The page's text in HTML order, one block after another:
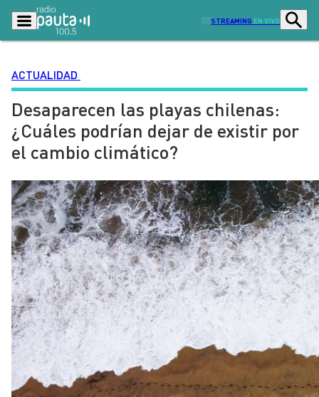
STREAMING EN VIVO
Podcasts Programas
Lo Último Actualidad
Ciudad
Radio en vivo Sostenibilidad
Tendencias Deportes
Entretención y Cultura Opinión
Dato en Pauta Señal 2
Contenido Patrocinado
ACTUALIDAD
Desaparecen las playas chilenas:
¿Cuáles podrían dejar de existir por
el cambio climático?